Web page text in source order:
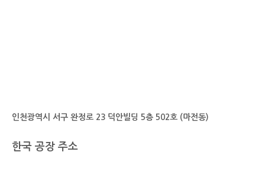
인천광역시 서구 완정로 23 덕안빌딩 5층 502호 (마전동)
한국 공장 주소